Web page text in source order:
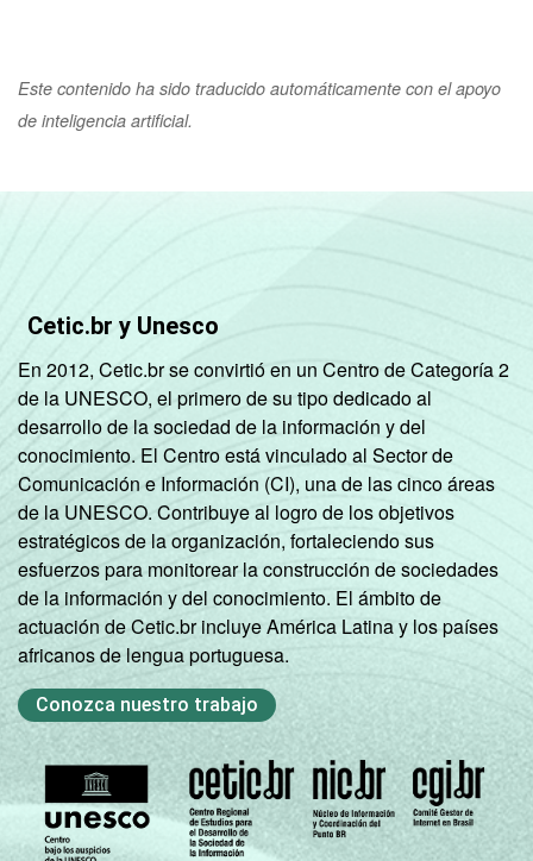
Este contenido ha sido traducido automáticamente con el apoyo
de inteligencia artificial.
Cetic.br y Unesco
En 2012, Cetic.br se convirtió en un Centro de Categoría 2
de la UNESCO, el primero de su tipo dedicado al
desarrollo de la sociedad de la información y del
conocimiento. El Centro está vinculado al Sector de
Comunicación e Información (CI), una de las cinco áreas
de la UNESCO. Contribuye al logro de los objetivos
estratégicos de la organización, fortaleciendo sus
esfuerzos para monitorear la construcción de sociedades
de la información y del conocimiento. El ámbito de
actuación de Cetic.br incluye América Latina y los países
africanos de lengua portuguesa.
Conozca nuestro trabajo